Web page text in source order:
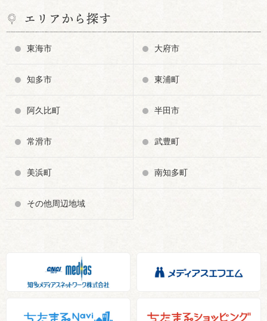
エリアから探す
東海市 大府市
知多市 東浦町
阿久比町 半田市
常滑市 武豊町
美浜町 南知多町
その他周辺地域